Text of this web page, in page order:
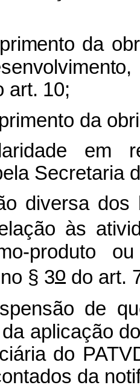
da
art. 10;
da
em
Secretaria
diversa dos
às
produto
§ 3o do art.
de
aplicação
do
da